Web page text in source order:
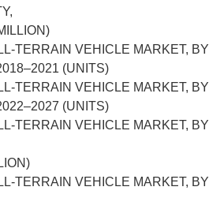
TERRAIN VEHICLE MARKET, BY
(UNITS)
TERRAIN VEHICLE MARKET, BY
(UNITS)
TERRAIN VEHICLE MARKET, BY
TERRAIN VEHICLE MARKET, BY